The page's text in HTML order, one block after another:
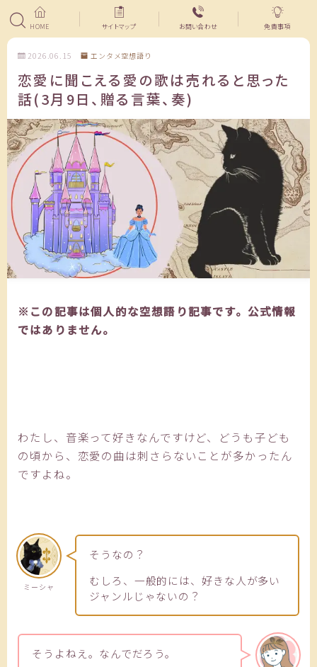
HOME サイトマップ お問い合わせ 免責事項
2026.06.15 エンタメ空想語り
恋愛に聞こえる愛の歌は売れると思った
話(3月9日、贈る言葉、奏)
※この記事は個人的な空想語り記事です。公式情報
ではありません。
わたし、音楽って好きなんですけど、どうも子ども
の頃から、恋愛の曲は刺さらないことが多かったん
ですよね。
ミーシャ
そうなの？
むしろ、一般的には、好きな人が多い
ジャンルじゃないの？
そうよねえ。なんでだろう。